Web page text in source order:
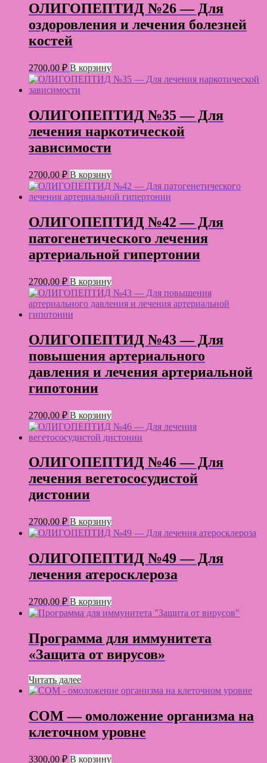
ОЛИГОПЕПТИД №26 — Для
оздоровления и лечения болезней
костей
2700,00 ₽ В корзину
ОЛИГОПЕПТИД №35 — Для
лечения наркотической
зависимости
2700,00 ₽ В корзину
ОЛИГОПЕПТИД №42 — Для
патогенетического лечения
артериальной гипертонии
2700,00 ₽ В корзину
ОЛИГОПЕПТИД №43 — Для
повышения артериального
давления и лечения артериальной
гипотонии
2700,00 ₽ В корзину
ОЛИГОПЕПТИД №46 — Для
лечения вегетососудистой
дистонии
2700,00 ₽ В корзину
ОЛИГОПЕПТИД №49 — Для
лечения атеросклероза
2700,00 ₽ В корзину
Программа для иммунитета
«Защита от вирусов»
Читать далее
СОМ — омоложение организма на
клеточном уровне
3300,00 ₽ В корзину